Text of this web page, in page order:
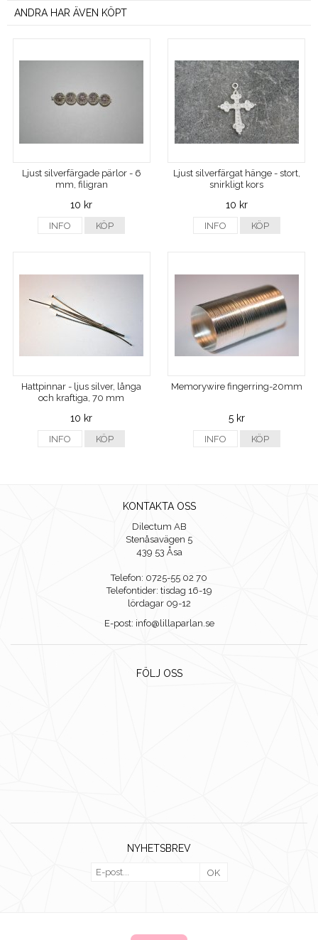
ANDRA HAR ÄVEN KÖPT
Ljust silverfärgade pärlor - 6
mm, filigran
10 kr
INFO KÖP
Ljust silverfärgat hänge - stort,
snirkligt kors
10 kr
INFO KÖP
Hattpinnar - ljus silver, långa
och kraftiga, 70 mm
10 kr
INFO KÖP
Memorywire fingerring-20mm
5 kr
INFO KÖP
KONTAKTA OSS
Dilectum AB
Stenåsavägen 5
439 53 Åsa
Telefon: 0725-55 02 70
Telefontider: tisdag 16-19
lördagar 09-12
E-post: info@lillaparlan.se
FÖLJ OSS
NYHETSBREV
OK